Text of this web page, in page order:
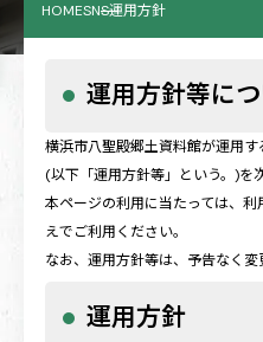
HOMESNS運用方針
運用方針等に
横浜市八聖殿郷土資料館が運用
(以下「運用方針等」という。)を
本ページの利用に当たっては、
えでご利用ください。
なお、運用方針等は、予告なく変
運用方針